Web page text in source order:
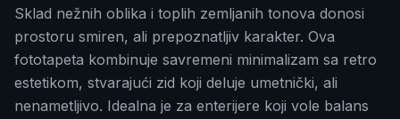
Sklad nežnih oblika i toplih zemljanih tonova donosi
prostoru smiren, ali prepoznatljiv karakter. Ova
fototapeta kombinuje savremeni minimalizam sa retro
estetikom, stvarajući zid koji deluje umetnički, ali
nenametljivo. Idealna je za enterijere koji vole balans